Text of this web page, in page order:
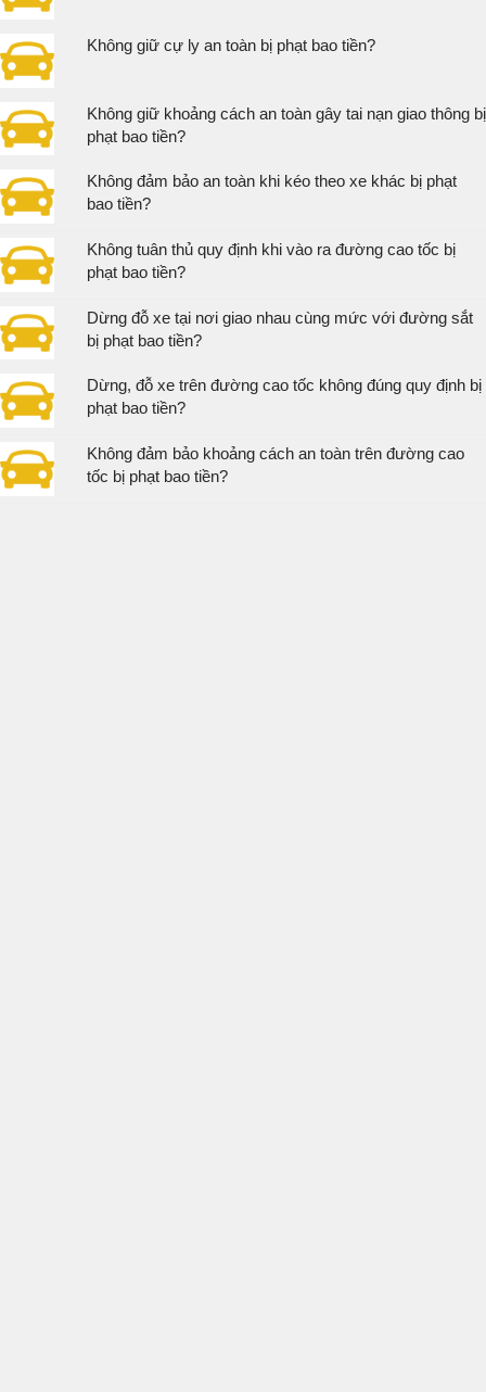
Không giữ cự ly an toàn bị phạt bao tiền?
Không giữ khoảng cách an toàn gây tai nạn giao thông bị
phạt bao tiền?
Không đảm bảo an toàn khi kéo theo xe khác bị phạt
bao tiền?
Không tuân thủ quy định khi vào ra đường cao tốc bị
phạt bao tiền?
Dừng đỗ xe tại nơi giao nhau cùng mức với đường sắt
bị phạt bao tiền?
Dừng, đỗ xe trên đường cao tốc không đúng quy định bị
phạt bao tiền?
Không đảm bảo khoảng cách an toàn trên đường cao
tốc bị phạt bao tiền?